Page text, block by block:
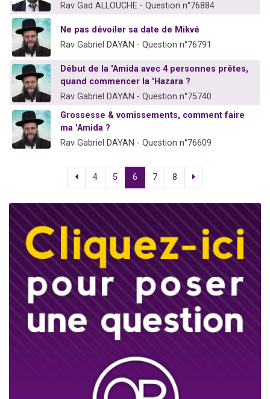
Rav Gad ALLOUCHE - Question n°76884
Ne pas dévoiler sa date de Mikvé
Rav Gabriel DAYAN - Question n°76791
Début de la 'Amida avec 4 personnes prêtes,
quand commencer la 'Hazara ?
Rav Gabriel DAYAN - Question n°75740
Grossesse & vomissements, comment faire
ma 'Amida ?
Rav Gabriel DAYAN - Question n°76609
4 5 6 7 8